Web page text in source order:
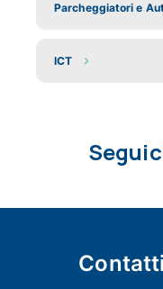
Parcheggiatori e
ICT